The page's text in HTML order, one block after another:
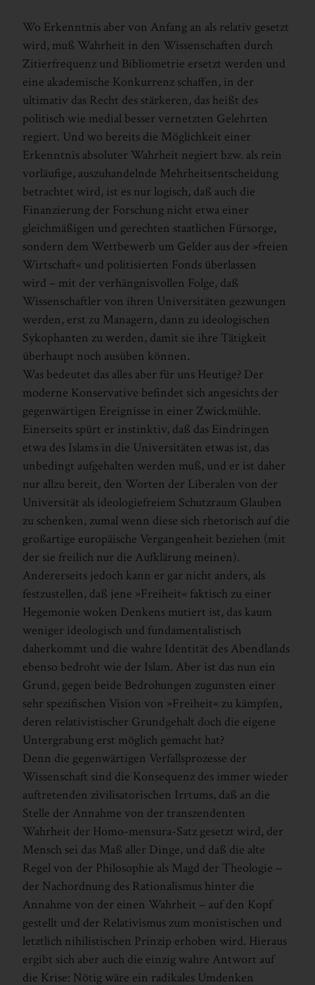
Wo Erkenntnis aber von Anfang an als relativ gesetzt
wird, muß Wahrheit in den Wissenschaften durch
Zitierfrequenz und Bibliometrie ersetzt werden und
eine akademische Konkurrenz schaffen, in der
ultimativ das Recht des stärkeren, das heißt des
politisch wie medial besser vernetzten Gelehrten
regiert. Und wo bereits die Möglichkeit einer
Erkenntnis absoluter Wahrheit negiert bzw. als rein
vorläufige, auszuhandelnde Mehrheitsentscheidung
betrachtet wird, ist es nur logisch, daß auch die
Finanzierung der Forschung nicht etwa einer
gleichmäßigen und gerechten staatlichen Fürsorge,
sondern dem Wettbewerb um Gelder aus der »freien
Wirtschaft« und politisierten Fonds überlassen
wird – mit der verhängnisvollen Folge, daß
Wissenschaftler von ihren Universitäten gezwungen
werden, erst zu Managern, dann zu ideologischen
Sykophanten zu werden, damit sie ihre Tätigkeit
überhaupt noch ausüben können.
Was bedeutet das alles aber für uns Heutige? Der
moderne Konservative befindet sich angesichts der
gegenwärtigen Ereignisse in einer Zwickmühle.
Einerseits spürt er instinktiv, daß das Eindringen
etwa des Islams in die Universitäten etwas ist, das
unbedingt aufgehalten werden muß, und er ist daher
nur allzu bereit, den Worten der Liberalen von der
Universität als ideologiefreiem Schutzraum Glauben
zu schenken, zumal wenn diese sich rhetorisch auf die
großartige europäische Vergangenheit beziehen (mit
der sie freilich nur die Aufklärung meinen).
Andererseits jedoch kann er gar nicht anders, als
festzustellen, daß jene »Freiheit« faktisch zu einer
Hegemonie woken Denkens mutiert ist, das kaum
weniger ideologisch und fundamentalistisch
daherkommt und die wahre Identität des Abendlands
ebenso bedroht wie der Islam. Aber ist das nun ein
Grund, gegen beide Bedrohungen zugunsten einer
sehr spezifischen Vision von »Freiheit« zu kämpfen,
deren relativistischer Grundgehalt doch die eigene
Untergrabung erst möglich gemacht hat?
Denn die gegenwärtigen Verfallsprozesse der
Wissenschaft sind die Konsequenz des immer wieder
auftretenden zivilisatorischen Irrtums, daß an die
Stelle der Annahme von der transzendenten
Wahrheit der Homo-mensura-Satz gesetzt wird, der
Mensch sei das Maß aller Dinge, und daß die alte
Regel von der Philosophie als Magd der Theologie –
der Nachordnung des Rationalismus hinter die
Annahme von der einen Wahrheit – auf den Kopf
gestellt und der Relativismus zum monistischen und
letztlich nihilistischen Prinzip erhoben wird. Hieraus
ergibt sich aber auch die einzig wahre Antwort auf
die Krise: Nötig wäre ein radikales Umdenken